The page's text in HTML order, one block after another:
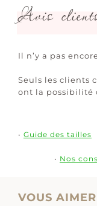
Avis
Il n’y a pas
Seuls les clients
ont la possibilité
• Guide des tailles
• Nos
VOUS